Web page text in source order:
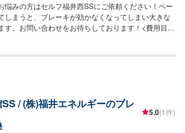
悩みの方はセルフ福井西SSにご依頼ください！ペー
しまうと、ブレーキが効かなくなってしまい大きな
す。お問い合わせをお待ちしております！<費用目安
/ (株)福井エネルギーのブレ
5.0(1件)